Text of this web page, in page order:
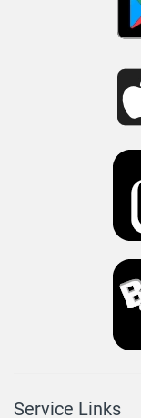
Service Links